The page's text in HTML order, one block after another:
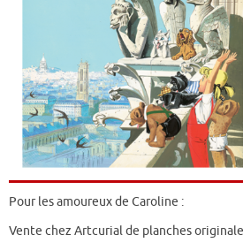
Pour les amoureux de Caroline :
Vente chez Artcurial de planches